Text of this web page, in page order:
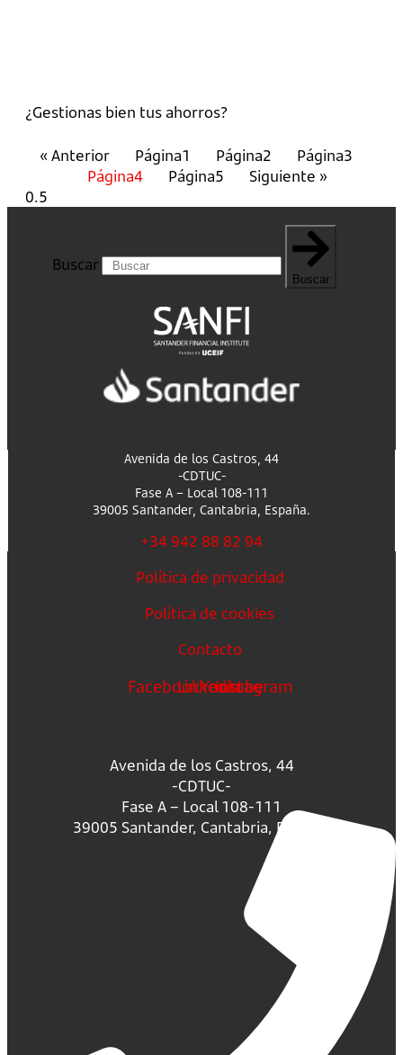
¿Gestionas bien tus ahorros?
« Anterior Página1 Página2 Página3
Página4 Página5 Siguiente »
Buscar
Buscar
Avenida de los Castros, 44
-CDTUC-
Fase A – Local 108-111
39005 Santander, Cantabria, España.
+34 942 88 82 94
Política de privacidad
Política de cookies
Contacto
FacebookLinkedin
Youtube
Instagram
Avenida de los Castros, 44
-CDTUC-
Fase A – Local 108-111
39005 Santander, Cantabria, España.